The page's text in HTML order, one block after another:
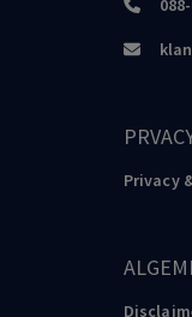
Privacy